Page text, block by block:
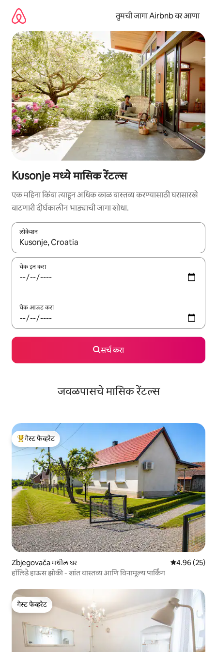
तुमची जागा Airbnb वर आणा
Kusonje मध्ये मासिक रेंटल्स
एक महिना किंवा त्याहून अधिक काळ वास्तव्य करण्यासाठी घरासारखे
वाटणारी दीर्घकालीन भाड्याची जागा शोधा.
लोकेशन
जेव्हा परिणाम उपलब्ध असतील, तेव्हा वरच्या आणि खाली बाणांच्या किजसह
चेक इन करा
चेक आऊट करा
सर्च करा
जवळपासचे मासिक रेंटल्स
टॉप गेस्ट फेव्हरेट
गेस्ट फेव्हरेट
Zbjegovača मधील घर 5 पैकी 4.96
4.96 (25)
हॉलिडे हाऊस झोकी - शांत वास्तव्य आणि विनामूल्य पार्किंग
गेस्ट फेव्हरेट
गेस्ट फेव्हरेट